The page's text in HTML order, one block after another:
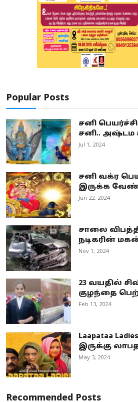
Popular Posts
சனி
சனி.. அஷ்டம
Jul 1, 2024
சனி வக்ர
இருக்க
Jun 22, 2024
சாலை
நடிகரின்
Nov 1, 2024
23 வயதில்
குழந்தை
Feb 13, 2024
Laapataa
இருக்கு
May 3, 2024
Recommended Posts